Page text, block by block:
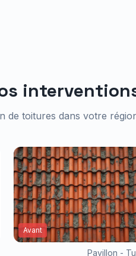
de toitures dans votre
Avant
Pavillon -